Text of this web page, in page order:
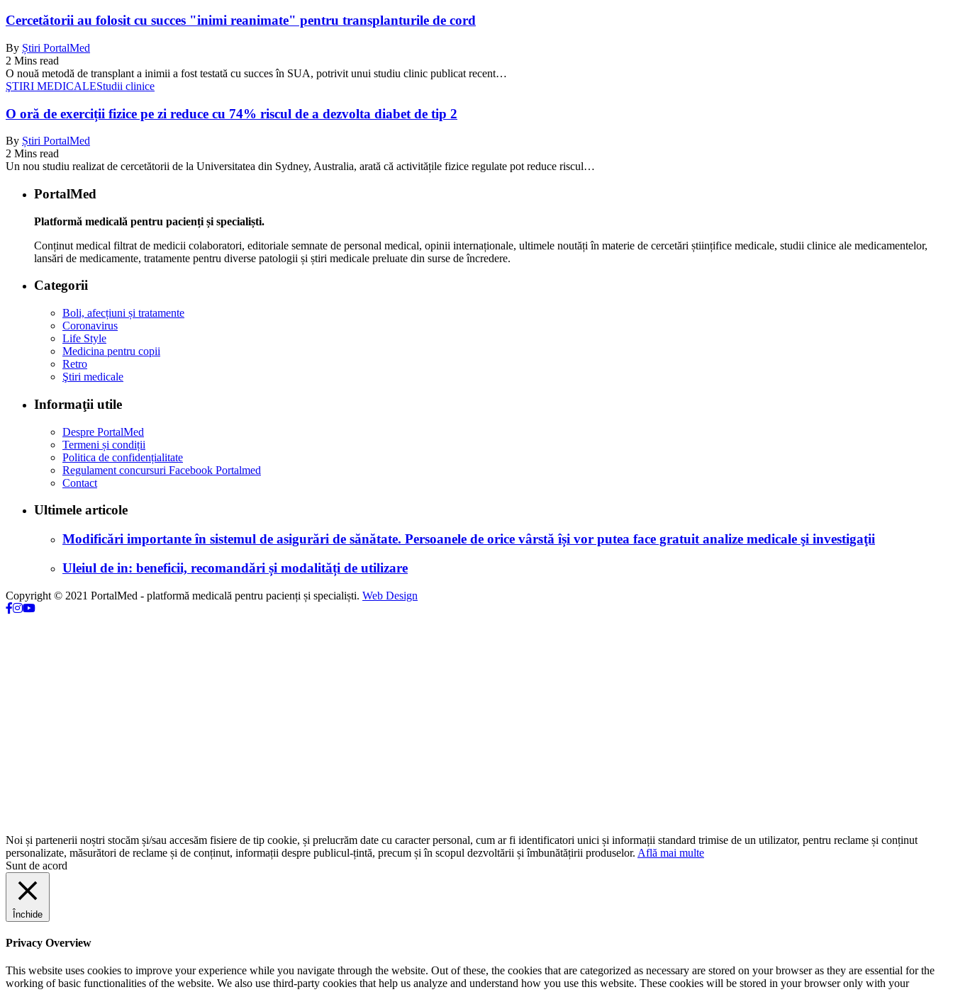
Cercetătorii au folosit cu succes "inimi reanimate" pentru transplanturile de cord
By Știri PortalMed
2 Mins read
O nouă metodă de transplant a inimii a fost testată cu succes în SUA, potrivit unui studiu clinic publicat recent…
ŞTIRI MEDICALEStudii clinice
O oră de exerciții fizice pe zi reduce cu 74% riscul de a dezvolta diabet de tip 2
By Știri PortalMed
2 Mins read
Un nou studiu realizat de cercetătorii de la Universitatea din Sydney, Australia, arată că activitățile fizice regulate pot reduce riscul…
PortalMed
Platformă medicală pentru pacienți și specialiști.
Conținut medical filtrat de medicii colaboratori, editoriale semnate de personal medical, opinii internaționale, ultimele noutăți în materie de cercetări științifice medicale, studii clinice ale medicamentelor,
lansări de medicamente, tratamente pentru diverse patologii și știri medicale preluate din surse de încredere.
Categorii
Boli, afecțiuni și tratamente
Coronavirus
Life Style
Medicina pentru copii
Retro
Ştiri medicale
Informaţii utile
Despre PortalMed
Termeni și condiții
Politica de confidențialitate
Regulament concursuri Facebook Portalmed
Contact
Ultimele articole
Modificări importante în sistemul de asigurări de sănătate. Persoanele de orice vârstă își vor putea face gratuit analize medicale şi investigaţii
Uleiul de in: beneficii, recomandări și modalități de utilizare
Copyright © 2021 PortalMed - platformă medicală pentru pacienți și specialiști. Web Design
Noi și partenerii noștri stocăm și/sau accesăm fisiere de tip cookie, și prelucrăm date cu caracter personal, cum ar fi identificatori unici și informații standard trimise de un utilizator, pentru reclame și conținut
personalizate, măsurători de reclame și de conținut, informații despre publicul-țintă, precum și în scopul dezvoltării și îmbunătățirii produselor. Află mai multe
Sunt de acord
Închide
Privacy Overview
This website uses cookies to improve your experience while you navigate through the website. Out of these, the cookies that are categorized as necessary are stored on your browser as they are essential for the
working of basic functionalities of the website. We also use third-party cookies that help us analyze and understand how you use this website. These cookies will be stored in your browser only with your